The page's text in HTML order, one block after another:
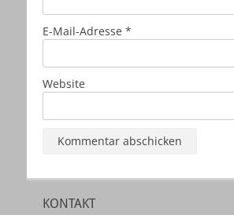
E-Mail-Adresse *
Website
KONTAKT